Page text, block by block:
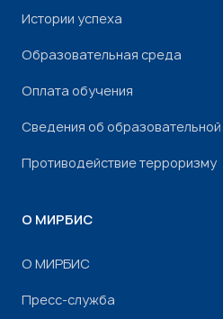
Истории успеха
Образовательная среда
Оплата обучения
Сведения об
Противодействие терроризму
О МИРБИС
О МИРБИС
Пресс-служба